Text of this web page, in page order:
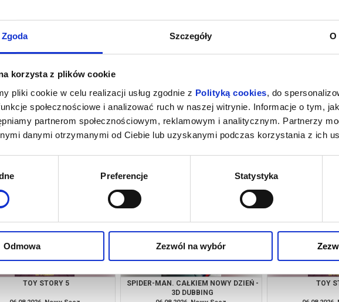
Zgoda Szczegóły O
korzysta z plików cookie
pliki cookie w celu realizacji usług zgodnie z Polityką cookies, do
społecznościowe i analizować ruch w naszej witrynie. Informacje o tym,
partnerom społecznościowym, reklamowym i analitycznym. Partnerzy
danymi otrzymanymi od Ciebie lub uzyskanymi podczas korzystania z ich
Preferencje Statystyka
Odmowa Zezwól na wybór
SPRAWIEDLIWOŚĆ OWIEC
kup bilet
MINIONKI I STRASZYDŁA
kup bilet
GÓRA
TOY STORY 5
SPIDER-MAN. CAŁKIEM NOWY DZIEŃ -
3D DUBBING
TOY